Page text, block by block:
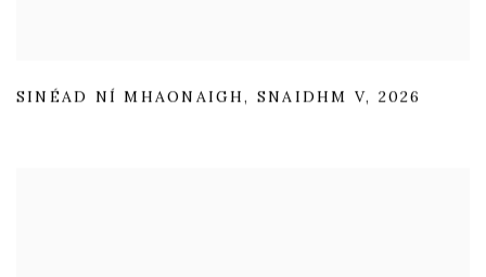
SINÉAD NÍ MHAONAIGH, SNAIDHM V, 2026